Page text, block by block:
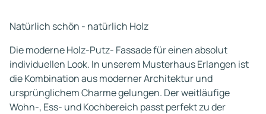
Natürlich schön - natürlich Holz
Die moderne Holz-Putz- Fassade für einen absolut
individuellen Look. In unserem Musterhaus Erlangen ist
die Kombination aus moderner Architektur und
ursprünglichem Charme gelungen. Der weitläufige
Wohn-, Ess- und Kochbereich passt perfekt zu der